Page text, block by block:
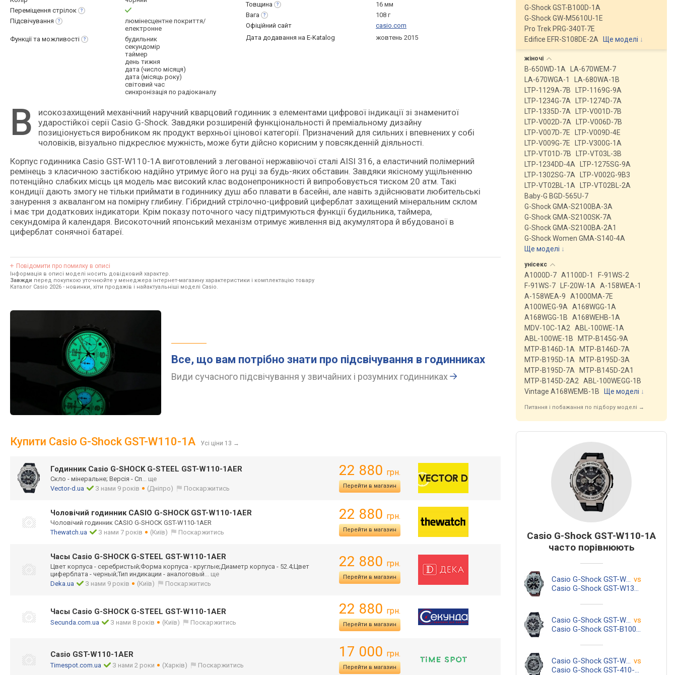
Переміщення стрілок
Підсвічування
люмінесцентне покриття/
електронне
Функції та можливості
будильник
секундомір
таймер
день тижня
дата (число місяця)
дата (місяць року)
світовий час
синхронізація по радіоканалу
Товщина
16 мм
Вага
108 г
Офіційний сайт
casio.com
Дата додавання на E-Katalog
жовтень 2015
В
исокозахищений механічний наручний кварцовий годинник з елементами цифрової індикації зі знаменитої
ударостійкої серії Casio G-Shock. Завдяки розширеній функціональності й преміальному дизайну
позиціонується виробником як продукт верхньої цінової категорії. Призначений для сильних і впевнених у собі
чоловіків, візуально підкреслює мужність, може бути дійсно корисним у повсякденній діяльності.
Корпус годинника Casio GST-W110-1A виготовлений з легованої нержавіючої сталі AISI 316, а еластичний полімерний
ремінець з класичною застібкою надійно утримує його на руці за будь-яких обставин. Завдяки якісному ущільненню
потенційно слабких місць ця модель має високий клас водонепроникності й випробовується тиском 20 атм. Такі
кондиції дають змогу не тільки приймати в годиннику душ або плавати в басейні, але навіть здійснювати любительські
занурення з аквалангом на помірну глибину. Гібридний стрілочно-цифровий циферблат захищений мінеральним склом
і має три додаткових індикатори. Крім показу поточного часу підтримуються функції будильника, таймера,
секундоміра й календаря. Високоточний японський механізм отримує живлення від акумулятора й вбудованої в
циферблат сонячної батареї.
Повідомити про помилку в описі
Інформація в описі моделі носить довідковий характер.
Завжди перед покупкою уточнюйте у менеджера інтернет-магазину характеристики і комплектацію товару
Каталог Casio 2026 - новинки, хіти продажів і найактуальніші моделі Casio.
Все, що вам потрібно знати про підсвічування в годинниках
Види сучасного підсвічування у звичайних і розумних годинниках
Купити Casio G-Shock GST-W110-1A Усі ціни 13 →
Годинник Casio G-SHOCK G-STEEL GST-W110-1AER
Скло - мінеральне; Версія - Сп... ще
Vector-d.ua
З нами 9 років (Дніпро) Поскаржитись
22 880 грн.
Перейти в магазин
Чоловічий годинник CASIO G-SHOCK GST-W110-1AER
Чоловічий годинник CASIO G-SHOCK GST-W110-1AER
Thewatch.ua
З нами 7 років (Київ) Поскаржитись
22 880 грн.
Перейти в магазин
Часы Casio G-SHOCK G-STEEL GST-W110-1AER
Цвет корпуса - серебристый;Форма корпуса - круглые;Диаметр корпуса - 52.4;Цвет
циферблата - черный;Тип индикации - аналоговый... ще
Deka.ua
З нами 9 років (Київ) Поскаржитись
22 880 грн.
Перейти в магазин
Часы Casio G-SHOCK G-STEEL GST-W110-1AER
Secunda.com.ua З нами 8 років (Київ) Поскаржитись
22 880 грн.
Перейти в магазин
Casio GST-W110-1AER
Timespot.com.ua З нами 2 роки (Харків) Поскаржитись
17 000 грн.
Перейти в магазин
G-Shock GST-B100D-1A
G-Shock GW-M5610U-1E
Pro Trek PRG-340T-7E
Edifice EFR-S108DE-2A
Ще моделі ↓
жіночі
B-650WD-1A
LA-670WEM-7
LA-670WGA-1
LA-680WA-1B
LTP-1129A-7B
LTP-1169G-9A
LTP-1234G-7A
LTP-1274D-7A
LTP-1335D-7A
LTP-V001D-7B
LTP-V002D-7A
LTP-V006D-7B
LTP-V007D-7E
LTP-V009D-4E
LTP-V009G-7E
LTP-V300G-1A
LTP-VT01D-7B
LTP-VT03L-3B
LTP-1234DD-4A
LTP-1275SG-9A
LTP-1302SG-7A
LTP-V002G-9B3
LTP-VT02BL-1A
LTP-VT02BL-2A
Baby-G BGD-565U-7
G-Shock GMA-S2100BA-3A
G-Shock GMA-S2100SK-7A
G-Shock GMA-S2100BA-2A1
G-Shock Women GMA-S140-4A
Ще моделі ↓
унісекс
A1000D-7 A1100D-1
F-91WS-2
F-91WS-7
LF-20W-1A
A-158WEA-1
A-158WEA-9
A1000MA-7E
A100WEG-9A
A168WGG-1A
A168WGG-1B
A168WEHB-1A
MDV-10C-1A2
ABL-100WE-1A
ABL-100WE-1B
MTP-B145G-9A
MTP-B146D-1A
MTP-B146D-7A
MTP-B195D-1A
MTP-B195D-3A
MTP-B195D-7A
MTP-B145D-2A1
MTP-B145D-2A2
ABL-100WEGG-1B
Vintage A168WEMB-1B
Ще моделі ↓
Питання і побажання по підбору моделі →
Casio G-Shock GST-W110-1A
часто порівнюють
Casio G-Shock GST-W110-1A vs
Casio G-Shock GST-W130L-1A
Casio G-Shock GST-W110-1A vs
Casio G-Shock GST-B100-1A
Casio G-Shock GST-W110-1A vs
Casio G-Shock GST-410-1A